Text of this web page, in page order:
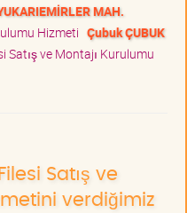
MAH.
Hizmeti Çubuk ÇUBUK
Satış ve Montajı Kurulumu
Satış ve
verdiğimiz